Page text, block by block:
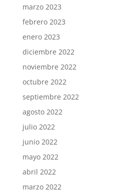
marzo 2023
febrero 2023
enero 2023
diciembre 2022
noviembre 2022
octubre 2022
septiembre 2022
agosto 2022
julio 2022
junio 2022
mayo 2022
abril 2022
marzo 2022